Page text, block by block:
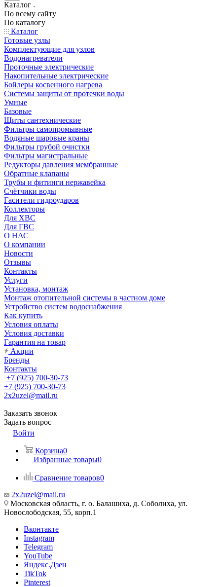
Каталог
По всему сайту
По каталогу
Каталог
Готовые узлы
Комплектующие для узлов
Водонагреватели
Проточные электрические
Накопительные электрические
Бойлеры косвенного нагрева
Системы защиты от протечки воды
Умные
Базовые
Щиты сантехнические
Фильтры самопромывные
Водяные шаровые краны
Фильтры грубой очистки
Фильтры магистральные
Редукторы давления мембранные
Обратные клапаны
Трубы и фитинги нержавейка
Счётчики воды
Гасители гидроударов
Коллекторы
Для ХВС
Для ГВС
О НАС
О компании
Новости
Отзывы
Контакты
Услуги
Установка, монтаж
Монтаж отопительной системы в частном доме
Устройство систем водоснабжения
Как купить
Условия оплаты
Условия доставки
Гарантия на товар
Акции
Бренды
Контакты
+7 (925) 700-30-73
+7 (925) 700-30-73
2x2uzel@mail.ru
Заказать звонок
Задать вопрос
Войти
Корзина0
Избранные товары0
Сравнение товаров0
2x2uzel@mail.ru
Московская область, г. о. Балашиха, д. Соболиха, ул.
Новослободская, 55, корп.1
Вконтакте
Instagram
Telegram
YouTube
Яндекс.Дзен
TikTok
Pinterest